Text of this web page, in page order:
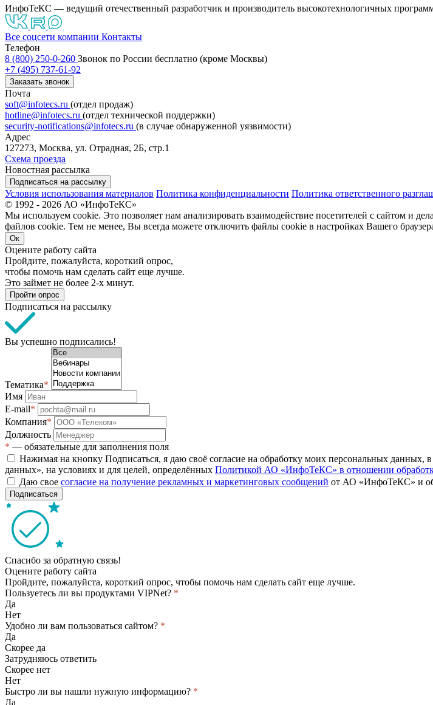
ИнфоТеКС — ведущий отечественный разработчик и производитель высокотехнологичных
Все соцсети компании Контакты
Телефон
8 (800) 250-0-260 Звонок по России бесплатно (кроме Москвы)
+7 (495) 737-61-92
Заказать звонок
Почта
soft@infotecs.ru (отдел продаж)
hotline@infotecs.ru (отдел технической поддержки)
security-notifications@infotecs.ru (в случае обнаруженной уязвимости)
Адрес
127273, Москва, ул. Отрадная, 2Б, стр.1
Схема проезда
Новостная рассылка
Подписаться на рассылку
Условия использования материалов Политика конфиденциальности Политика ответственного
© 1992 - 2026 АО «ИнфоТеКС»
Мы используем cookie. Это позволяет нам анализировать взаимодействие посетителей с сайтом и
файлов cookie. Тем не менее, Вы всегда можете отключить файлы cookie в настройках Вашего
Ок
Оцените работу сайта
Пройдите, пожалуйста, короткий опрос,
чтобы помочь нам сделать сайт еще лучше.
Это займет не более 2-х минут.
Пройти опрос
Подписаться на рассылку
Вы успешно подписались!
Тематика*
Имя
E-mail*
Компания*
Должность
* — обязательные для заполнения поля
Нажимая на кнопку Подписаться, я даю своё согласие на обработку моих персональных
данных», на условиях и для целей, определённых Политикой АО «ИнфоТеКС» в отношении
Даю свое согласие на получение рекламных и маркетинговых сообщений от АО «ИнфоТеКС» и
Подписаться
Спасибо за обратную связь!
Оцените работу сайта
Пройдите, пожалуйста, короткий опрос, чтобы помочь нам сделать сайт еще лучше.
Пользуетесь ли вы продуктами VIPNet? *
Да
Нет
Удобно ли вам пользоваться сайтом? *
Да
Скорее да
Затрудняюсь ответить
Скорее нет
Нет
Быстро ли вы нашли нужную информацию? *
Да